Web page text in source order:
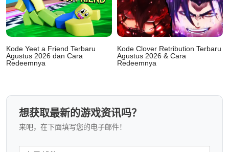
Kode Yeet a Friend Terbaru
Agustus 2026 dan Cara
Redeemnya
Kode Clover Retribution Terbaru
Agustus 2026 & Cara
Redeemnya
想获取最新的游戏资讯吗？
来吧，在下面填写您的电子邮件！